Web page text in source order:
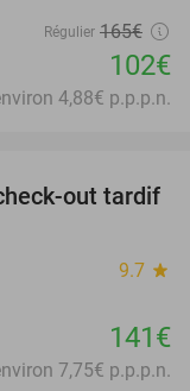
Régulier 165€
102€
4,88€ p.p.p.n.
out tardif
9.7 star
141€
7,75€ p.p.p.n.